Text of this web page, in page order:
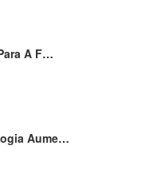
A F…
Aume…